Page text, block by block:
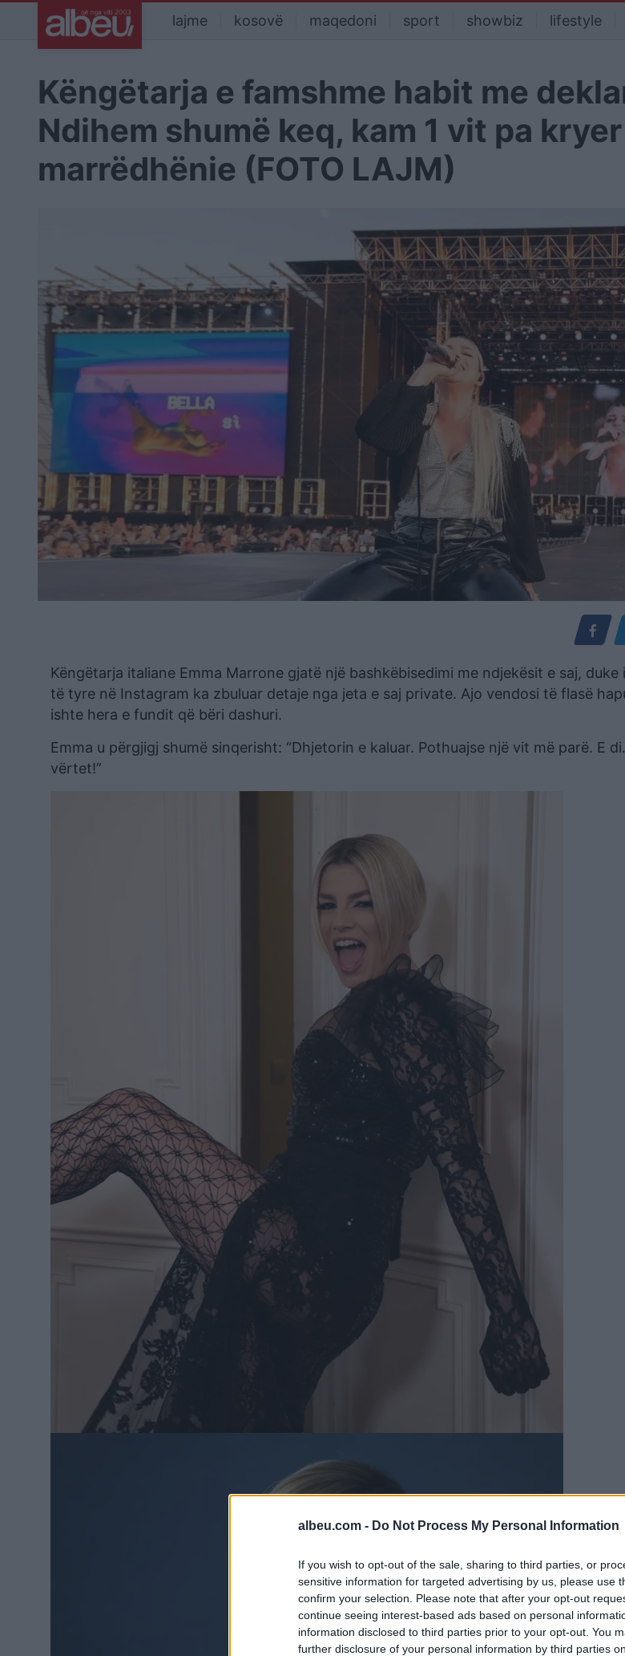
albeu.com - Do Not Process My Personal Information
If you wish to opt-out of the sale, sharing to third parties, or
sensitive information for targeted advertising by us, please use
confirm your selection. Please note that after your opt-out
continue seeing interest-based ads based on personal
information disclosed to third parties prior to your opt-out. You
further disclosure of your personal information by third parties
lajme kosovë maqedoni sport showbiz lifestyle
Këngëtarja e famshme habit me
Ndihem shumë keq, kam 1 vit pa kryer
marrëdhënie (FOTO LAJM)
Këngëtarja italiane Emma Marrone gjatë një bashkëbisedimi me ndjekësit e saj,
të tyre në Instagram ka zbuluar detaje nga jeta e saj private. Ajo vendosi të flasë
ishte hera e fundit që bëri dashuri.
Emma u përgjigj shumë sinqerisht: “Dhjetorin e kaluar. Pothuajse një vit më parë. E
vërtet!”